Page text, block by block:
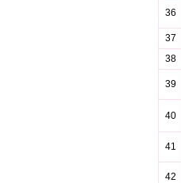
36
37
38
39
40
41
42